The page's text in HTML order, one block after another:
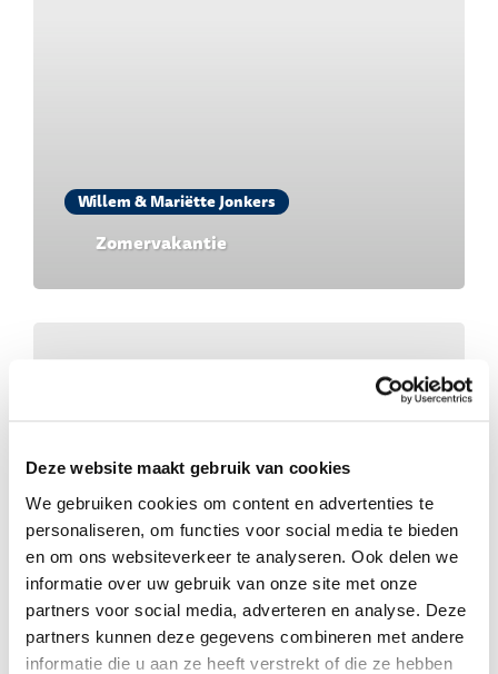
Deze website maakt gebruik van cookies
We gebruiken cookies om content en advertenties te
personaliseren, om functies voor social media te bieden
en om ons websiteverkeer te analyseren. Ook delen we
informatie over uw gebruik van onze site met onze
partners voor social media, adverteren en analyse. Deze
partners kunnen deze gegevens combineren met andere
informatie die u aan ze heeft verstrekt of die ze hebben
Willem & Mariëtte Jonkers
Zomervakantie
Willem & Mariëtte Jonkers
De 11e kerst die we in Papua vieren